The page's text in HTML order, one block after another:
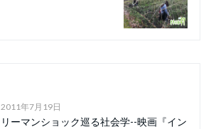
2011年7月19日
リーマンショック巡る社会学--映画『イン